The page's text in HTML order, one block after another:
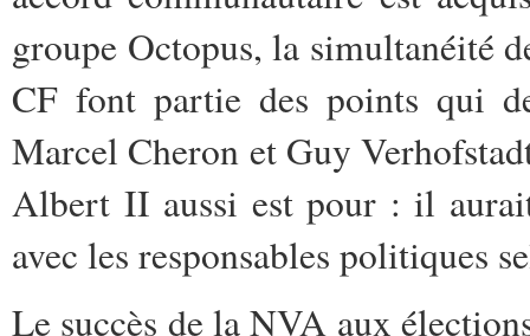
groupe Octopus, la simultanéité
CF font partie des points qui
Marcel Cheron et Guy
Albert II aussi est pour : il
avec les responsables politiques
Le succès de la NVA aux